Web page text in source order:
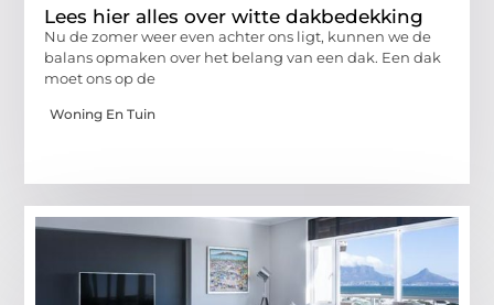
Lees hier alles over witte dakbedekking
Nu de zomer weer even achter ons ligt, kunnen we de
balans opmaken over het belang van een dak. Een dak
moet ons op de
Woning En Tuin